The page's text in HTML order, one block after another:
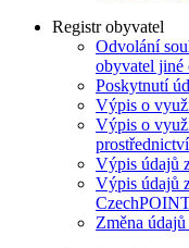
Registr obyvatel
Odvolání
obyvatel jiné
Poskytnutí
Výpis o
Výpis o
Výpis údajů
Výpis údajů
Změna